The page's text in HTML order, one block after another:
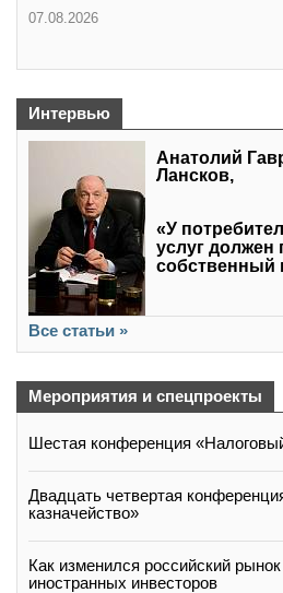
07.08.2026
Интервью
Анатолий
Лансков,
«У
услуг должен
собственный
Все статьи »
Мероприятия и спецпроекты
Шестая конференция
Двадцать четвертая
казначейство»
Как изменился российский
иностранных инвесторов